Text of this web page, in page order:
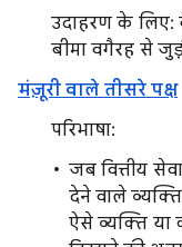
उदाहरण के लिए:
बीमा वगैरह से
मंज़ूरी वाले तीसरे पक्ष
परिभाषा:
जब वित्तीय
देने वाले
ऐसे व्यक्ति या